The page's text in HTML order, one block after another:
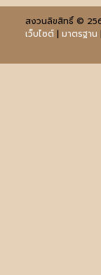
สงวนลิขสิทธิ์ ©
เว็บไซต์| มาตรฐาน |